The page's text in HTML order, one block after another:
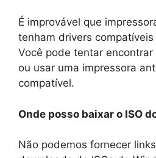
É improvável que
tenham drivers
Você pode tentar
ou usar uma impressora
compatível.
Onde posso baixar o ISO
Não podemos fornecer